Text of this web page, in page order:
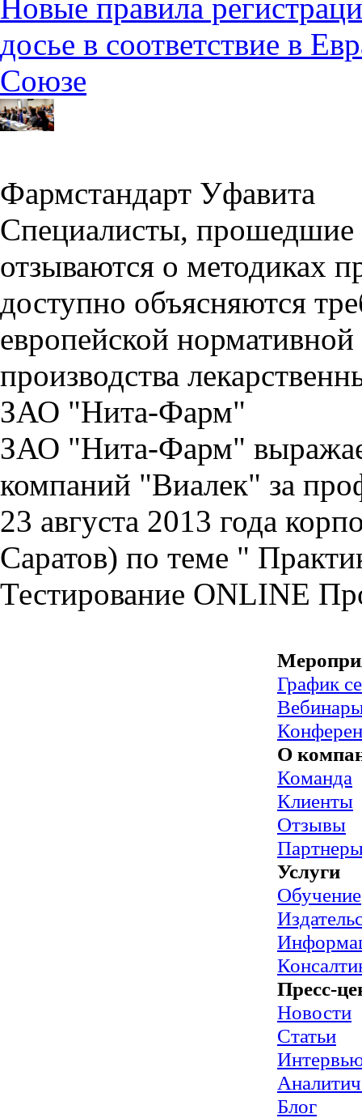
Новые правила
досье в соответствие в
Союзе
Фармстандарт Уфавита
Специалисты, прошедшие
отзываются о методиках
доступно объясняются
европейской
производства
ЗАО "Нита-Фарм"
ЗАО "Нита-Фарм"
компаний "Виалек" за
23 августа 2013 года
Саратов) по теме "
Тестирование ONLINE
График
О
Команда
Клиенты
Отзывы
Услуги
Обучение
Пресс-
Новости
Статьи
Блог